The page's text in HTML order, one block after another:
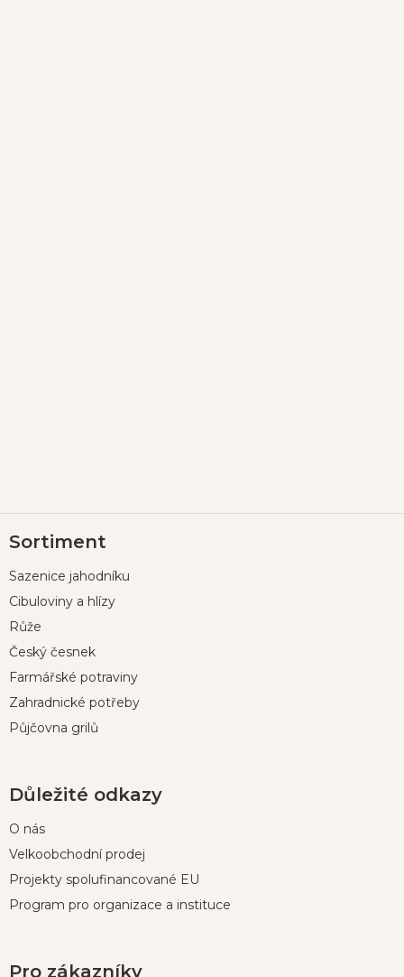
á
a
Sortiment
Sazenice jahodníku
Cibuloviny a hlízy
Růže
Český česnek
Farmářské potraviny
Zahradnické potřeby
Půjčovna grilů
Důležité odkazy
O nás
Velkoobchodní prodej
Projekty spolufinancované EU
Program pro organizace a instituce
Pro zákazníky